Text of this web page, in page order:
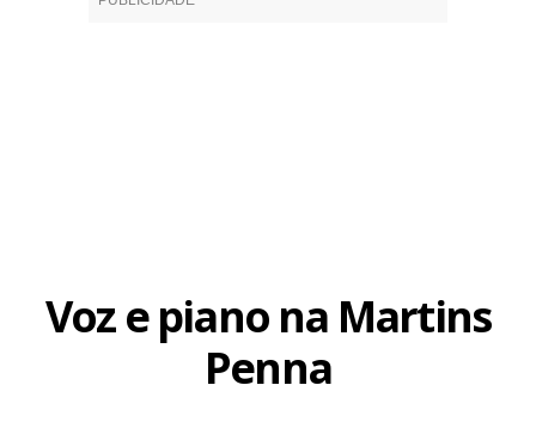
Voz e piano na Martins
Penna